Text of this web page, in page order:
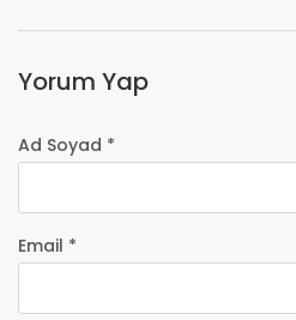
Yorum Yap
Ad Soyad *
Email *